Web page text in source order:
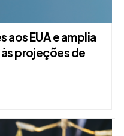
aos EUA e amplia
projeções de